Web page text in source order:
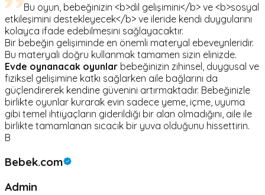
Bu oyun, bebeğinizin <b>dil gelişimini</b> ve <b>sosyal
etkileşimini destekleyecek</b> ve ileride kendi duygularını
kolayca ifade edebilmesini sağlayacaktır.
Bir bebeğin gelişiminde en önemli materyal ebeveynleridir.
Bu materyali doğru kullanmak tamamen sizin elinizde.
Evde oynanacak oyunlar bebeğinizin zihinsel, duygusal ve
fiziksel gelişimine katkı sağlarken aile bağlarını da
güçlendirerek kendine güvenini artırmaktadır. Bebeğinizle
birlikte oyunlar kurarak evin sadece yeme, içme, uyuma
gibi temel ihtiyaçların giderildiği bir alan olmadığını, aile ile
birlikte tamamlanan sıcacık bir yuva olduğunu hissettirin.
B
Bebek.com
Admin